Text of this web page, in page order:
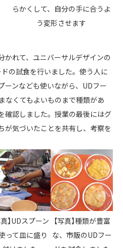
らかくして、自分の手に合うよ
う変形させます
かれて、ユニバーサルデザインの
の試食を行いました。使う人に
ーンなども使いながら、UDフー
なくてもよいものまで種類があ
確認しました。授業の最後にはグ
が気づいたことを共有し、考察を
真】UDスプーン
って皿に盛り
【写真】種類が豊富
な、市販のUDフー